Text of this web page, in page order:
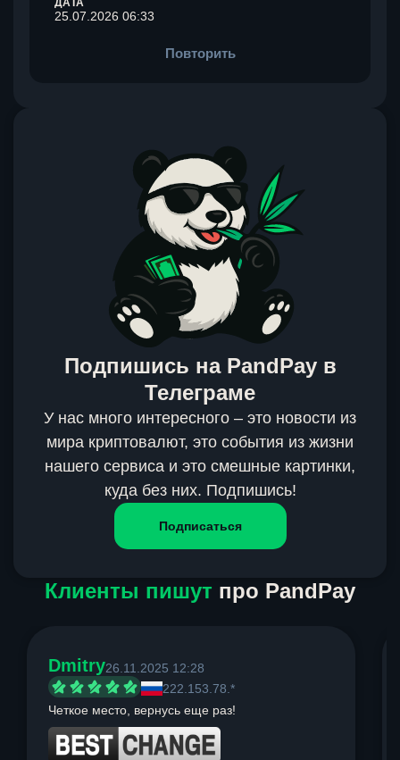
ДАТА
25.07.2026 06:33
Повторить
Подпишись на PandPay в
Телеграме
У нас много интересного – это новости из
мира криптовалют, это события из жизни
нашего сервиса и это смешные картинки,
куда без них. Подпишись!
Подписаться
Клиенты пишут про PandPay
Dmitry26.11.2025 12:28
222.153.78.*
Четкое место, вернусь еще раз!